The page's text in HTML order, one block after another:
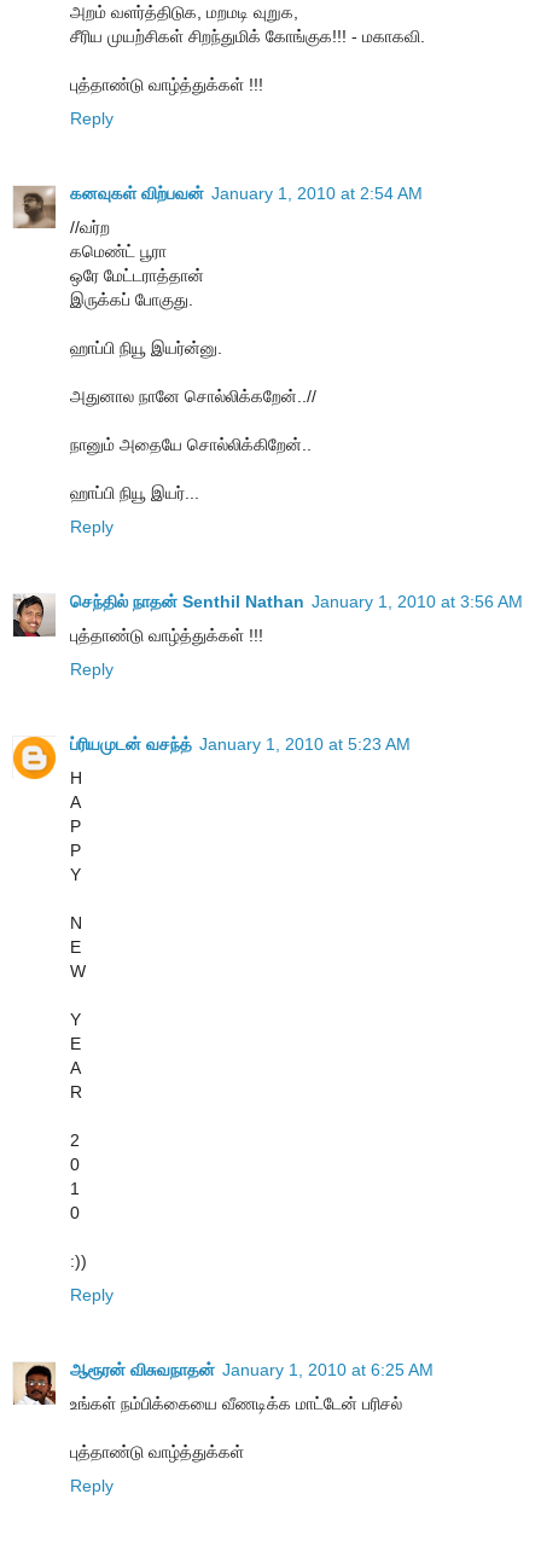
அறம் வளர்த்திடுக, மறமடி வுறுக,
சீரிய முயற்சிகள் சிறந்துமிக் கோங்குக!!! - மகாகவி.
புத்தாண்டு வாழ்த்துக்கள் !!!
Reply
கனவுகள் விற்பவன் January 1, 2010 at 2:54 AM
//வர்ற
கமெண்ட் பூரா
ஒரே மேட்டராத்தான்
இருக்கப் போகுது.
ஹாப்பி நியூ இயர்ன்னு.
அதுனால நானே சொல்லிக்கறேன்..//
நானும் அதையே சொல்லிக்கிறேன்..
ஹாப்பி நியூ இயர்...
Reply
செந்தில் நாதன் Senthil Nathan January 1, 2010 at 3:56 AM
புத்தாண்டு வாழ்த்துக்கள் !!!
Reply
ப்ரியமுடன் வசந்த் January 1, 2010 at 5:23 AM
H
A
P
P
Y
N
E
W
Y
E
A
R
2
0
1
0
:))
Reply
ஆரூரன் விசுவநாதன் January 1, 2010 at 6:25 AM
உங்கள் நம்பிக்கையை வீணடிக்க மாட்டேன் பரிசல்
புத்தாண்டு வாழ்த்துக்கள்
Reply